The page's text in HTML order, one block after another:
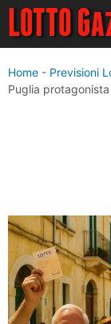
Vai
contenuto
Home - Previsioni
Puglia